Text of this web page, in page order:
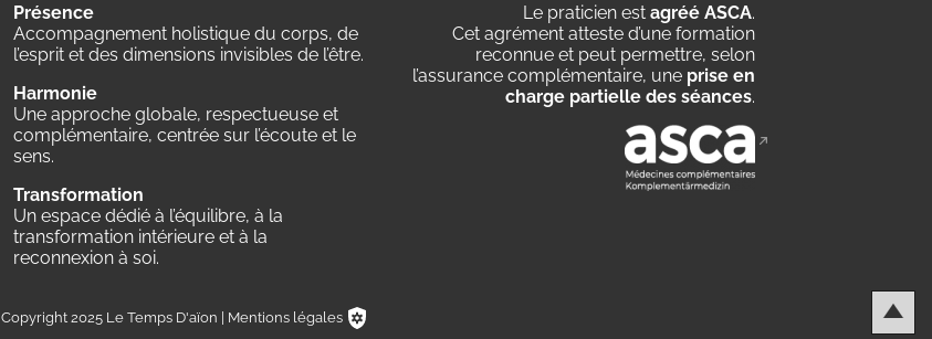
Présence
Accompagnement holistique du corps, de
l’esprit et des dimensions invisibles de l’être.
Harmonie
Une approche globale, respectueuse et
complémentaire, centrée sur l’écoute et le
sens.
Transformation
Un espace dédié à l’équilibre, à la
transformation intérieure et à la
reconnexion à soi.
Le praticien est agréé ASCA.
Cet agrément atteste d’une formation
reconnue et peut permettre, selon
l’assurance complémentaire, une prise en
charge partielle des séances.
Copyright 2025 Le Temps D'aïon | Mentions légales